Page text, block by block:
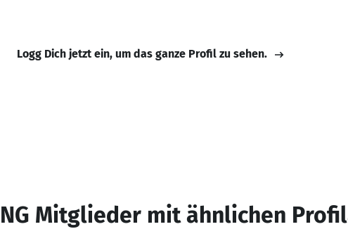
Logg Dich jetzt ein, um das ganze Profil zu sehen.
Mitglieder mit ähnlichen